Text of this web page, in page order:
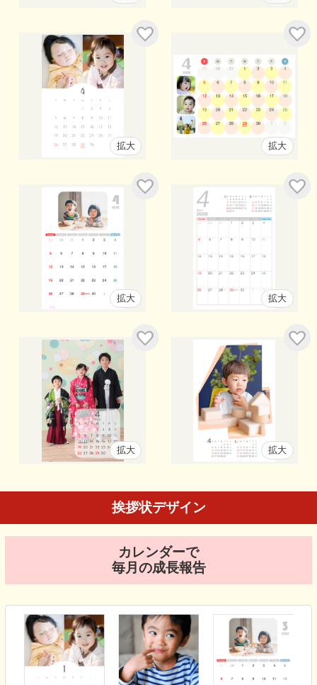
拡大 拡大
拡大 拡大
拡大 拡大
挨拶状デザイン
カレンダーで
毎月の成長報告